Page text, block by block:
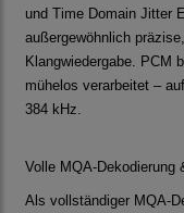
und Time Domain Jitter
außergewöhnlich
Klangwiedergabe. PCM
mühelos verarbeitet –
384 kHz.
Volle MQA-Dekodierung
Als vollständiger MQA-